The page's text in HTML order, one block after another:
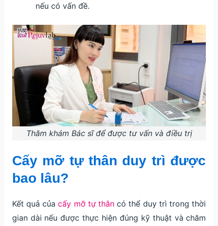
nếu có vấn đề.
Thăm khám Bác sĩ để được tư vấn và điều trị
Cấy mỡ tự thân duy trì được
bao lâu?
Kết quả củacấy mỡ tự thân có thể duy trì trong thời
gian dài nếu được thực hiện đúng kỹ thuật và chăm